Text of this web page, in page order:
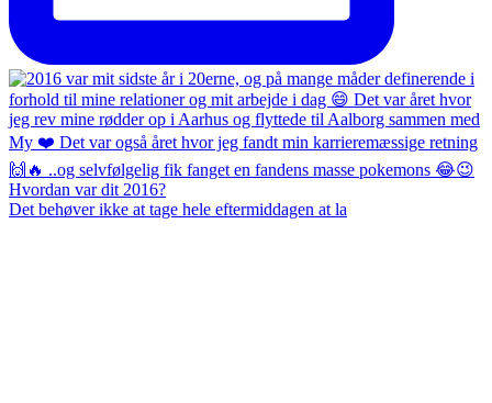
Det behøver ikke at tage hele eftermiddagen at la